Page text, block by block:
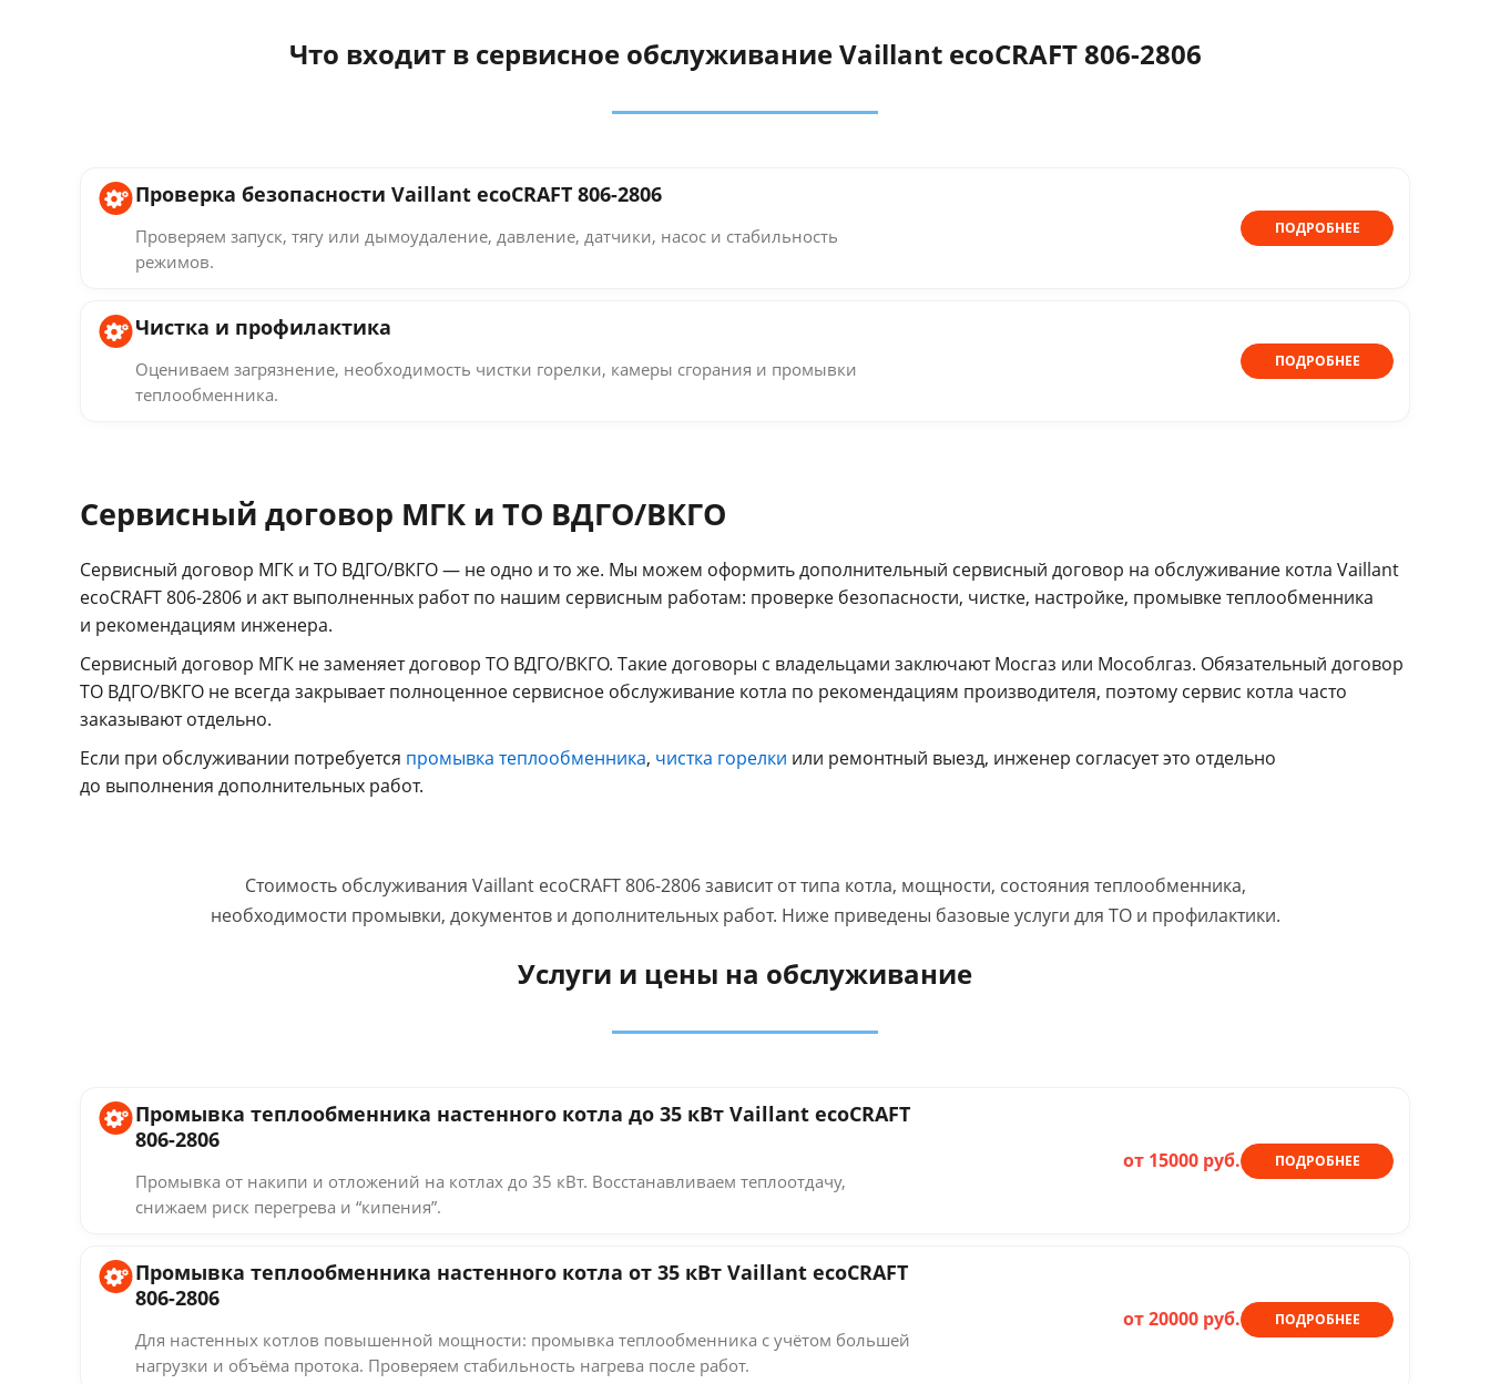
Что входит в сервисное обслуживание Vaillant ecoCRAFT 806-2806
Проверка безопасности Vaillant ecoCRAFT 806-2806
Проверяем запуск, тягу или дымоудаление, давление, датчики, насос и стабильность
режимов.
ПОДРОБНЕЕ
Чистка и профилактика
Оцениваем загрязнение, необходимость чистки горелки, камеры сгорания и промывки
теплообменника.
ПОДРОБНЕЕ
Сервисный договор МГК и ТО ВДГО/ВКГО
Сервисный договор МГК и ТО ВДГО/ВКГО — не одно и то же. Мы можем оформить дополнительный сервисный договор на обслуживание котла Vaillant
ecoCRAFT 806-2806 и акт выполненных работ по нашим сервисным работам: проверке безопасности, чистке, настройке, промывке теплообменника
и рекомендациям инженера.
Сервисный договор МГК не заменяет договор ТО ВДГО/ВКГО. Такие договоры с владельцами заключают Мосгаз или Мособлгаз. Обязательный договор
ТО ВДГО/ВКГО не всегда закрывает полноценное сервисное обслуживание котла по рекомендациям производителя, поэтому сервис котла часто
заказывают отдельно.
Если при обслуживании потребуется промывка теплообменника, чистка горелки или ремонтный выезд, инженер согласует это отдельно
до выполнения дополнительных работ.
Стоимость обслуживания Vaillant ecoCRAFT 806-2806 зависит от типа котла, мощности, состояния теплообменника,
необходимости промывки, документов и дополнительных работ. Ниже приведены базовые услуги для ТО и профилактики.
Услуги и цены на обслуживание
Промывка теплообменника настенного котла до 35 кВт Vaillant ecoCRAFT
806-2806
Промывка от накипи и отложений на котлах до 35 кВт. Восстанавливаем теплоотдачу,
снижаем риск перегрева и “кипения”.
от 15000 руб. ПОДРОБНЕЕ
Промывка теплообменника настенного котла от 35 кВт Vaillant ecoCRAFT
806-2806
Для настенных котлов повышенной мощности: промывка теплообменника с учётом большей
нагрузки и объёма протока. Проверяем стабильность нагрева после работ.
от 20000 руб. ПОДРОБНЕЕ